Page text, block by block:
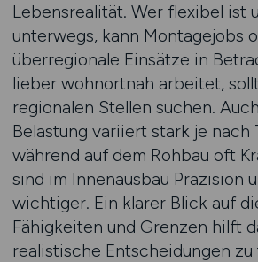
Lebensrealität. Wer flexibel ist
unterwegs, kann Montagejobs
überregionale Einsätze in
lieber wohnortnah arbeitet,
regionalen Stellen suchen.
Belastung variiert stark je nach
während auf dem Rohbau oft
sind im Innenausbau Präzision
wichtiger. Ein klarer Blick auf
Fähigkeiten und Grenzen hilft
realistische Entscheidungen